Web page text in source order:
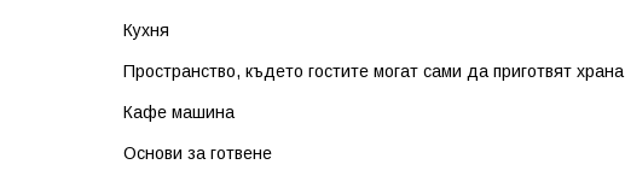
Кухня
Пространство, където гостите могат сами да приготвят храна
Кафе машина
Основи за готвене